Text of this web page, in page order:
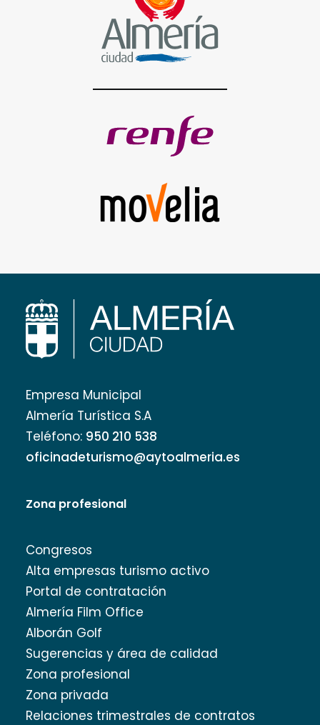
Empresa Municipal
Almería Turística S.A
Teléfono: 950 210 538
oficinadeturismo@aytoalmeria.es
Zona profesional
Congresos
Alta empresas turismo activo
Portal de contratación
Almería Film Office
Alborán Golf
Sugerencias y área de calidad
Zona profesional
Zona privada
Relaciones trimestrales de contratos